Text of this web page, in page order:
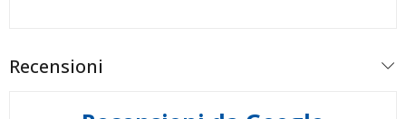
Recensioni